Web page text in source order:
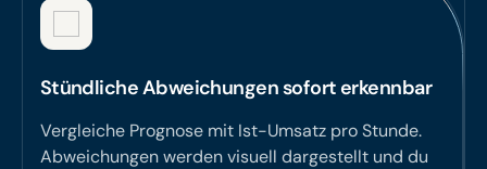
Stündliche Abweichungen sofort erkennbar
Vergleiche Prognose mit Ist-Umsatz pro Stunde.
Abweichungen werden visuell dargestellt und du